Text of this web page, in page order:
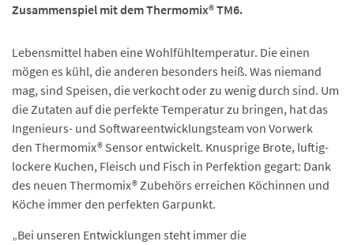
Zusammenspiel mit dem Thermomix® TM6.
Lebensmittel haben eine Wohlfühltemperatur. Die einen
mögen es kühl, die anderen besonders heiß. Was niemand
mag, sind Speisen, die verkocht oder zu wenig durch sind. Um
die Zutaten auf die perfekte Temperatur zu bringen, hat das
Ingenieurs- und Softwareentwicklungsteam von Vorwerk
den Thermomix® Sensor entwickelt. Knusprige Brote, luftig-
lockere Kuchen, Fleisch und Fisch in Perfektion gegart: Dank
des neuen Thermomix® Zubehörs erreichen Köchinnen und
Köche immer den perfekten Garpunkt.
„Bei unseren Entwicklungen steht immer die